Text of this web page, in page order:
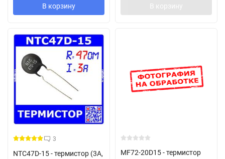
В корзину В корзину
3
NTC47D-15 - термистор (3А,
MF72-20D15 - термистор